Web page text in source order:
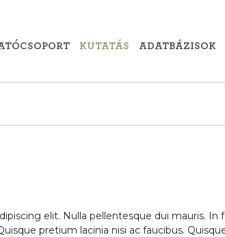
KUTATÁS ADATBÁZISOK
elit. Nulla pellentesque dui mauris. In
pretium lacinia nisi ac faucibus.